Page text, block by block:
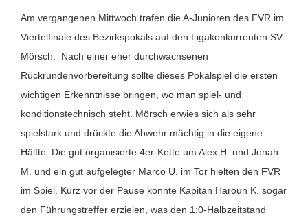
Am vergangenen Mittwoch trafen die A-Junioren des FVR im
Viertelfinale des Bezirkspokals auf den Ligakonkurrenten SV
Mörsch. Nach einer eher durchwachsenen
Rückrundenvorbereitung sollte dieses Pokalspiel die ersten
wichtigen Erkenntnisse bringen, wo man spiel- und
konditionstechnisch steht. Mörsch erwies sich als sehr
spielstark und drückte die Abwehr mächtig in die eigene
Hälfte. Die gut organisierte 4er-Kette um Alex H. und Jonah
M. und ein gut aufgelegter Marco U. im Tor hielten den FVR
im Spiel. Kurz vor der Pause konnte Kapitän Haroun K. sogar
den Führungstreffer erzielen, was den 1:0-Halbzeitstand